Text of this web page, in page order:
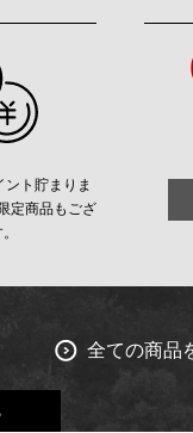
ト貯まりま
定商品もござ
全ての商品